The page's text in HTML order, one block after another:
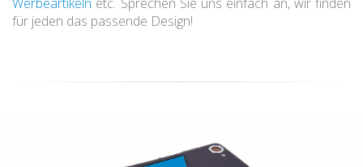
für jeden das passende Design!